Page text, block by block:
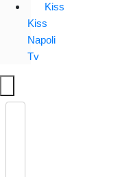
Kiss
Kiss
Napoli
Tv